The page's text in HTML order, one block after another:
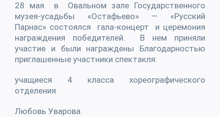
28 мая в Овальном зале Государственного
музея-усадьбы «Остафьево» — «Русский
Парнас» состоялся гала-концерт и церемония
награждения победителей. В нем приняли
участие и были награждены Благодарностью
приглашенные участники спектакля:
учащиеся 4 класса хореографического
отделения
Любовь Уварова